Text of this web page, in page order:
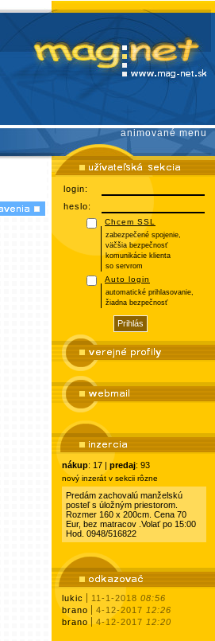
animované menu
login:
heslo:
Chcem SSL
zabezpečené spojenie,
väčšia bezpečnosť
komunikácie klienta
so servrom
Auto login
automatické prihlasovanie,
žiadna bezpečnosť
nákup: 17 | predaj: 93
nový inzerát v sekcii rôzne
Predám zachovalú manželskú
posteľ s úložným priestorom.
Rozmer 160 x 200cm. Cena 70
Eur, bez matracov .Volať po 15:00
Hod. 0948/516822
lukic 11-1-2018 08:56
brano
4-12-2017 12:26
brano
4-12-2017 12:20